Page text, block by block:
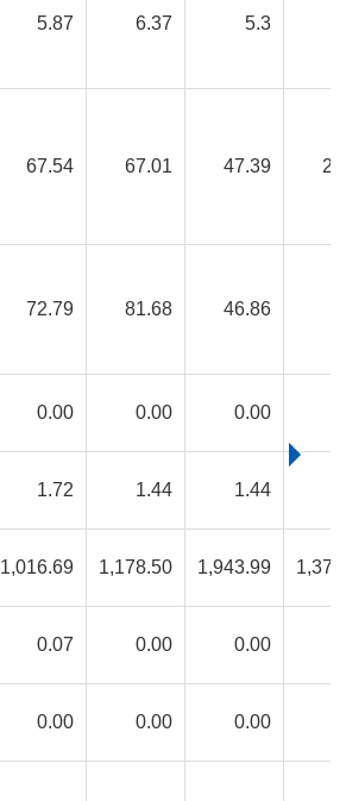
5.87 6.37 5.3
67.54 67.01 47.39
72.79 81.68 46.86
0.00 0.00 0.00
1.72 1.44 1.44
1,016.69 1,178.50 1,943.99
0.07 0.00 0.00
0.00 0.00 0.00